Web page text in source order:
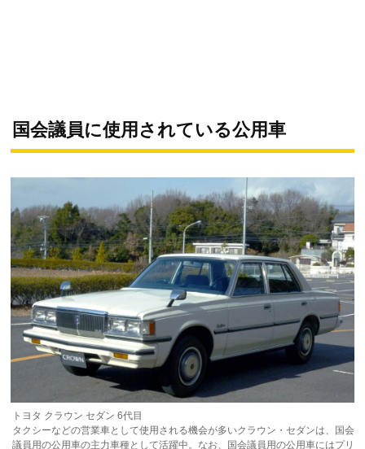
国会議員に使用されている公用車
トヨタ クラウン セダン 6代目
タクシーなどの営業車として使用される機会が多いクラウン・セダンは、国会
議員用の公用車の主力車種として活躍中。なお、国会議員用の公用車にはプリ